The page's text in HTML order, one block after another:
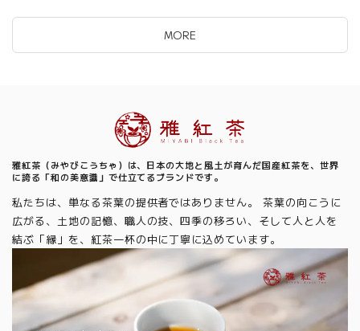
MORE
雅紅茶（みやびこうちゃ）は、日本の大地と風土が育んだ国産紅茶を、世界
に誇る「和の美意識」で仕立てるブランドです。
私たちは、単なる茶葉の提供者ではありません。 茶葉の向こうに
広がる、土地の記憶、職人の技、四季の移ろい、そして人と人を
結ぶ「縁」を、紅茶一杯の中に丁寧に込めています。